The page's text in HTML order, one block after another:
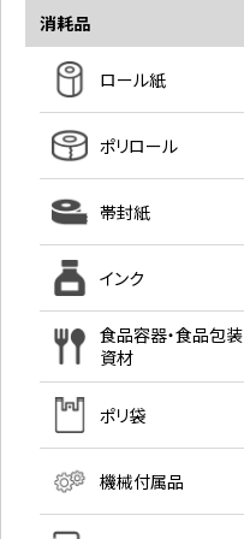
消耗品
ロール紙
ポリロール
帯封紙
インク
食品容器・食品包装
資材
ポリ袋
機械付属品